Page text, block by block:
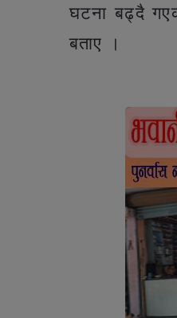
घटना बढ्दै
बताए ।